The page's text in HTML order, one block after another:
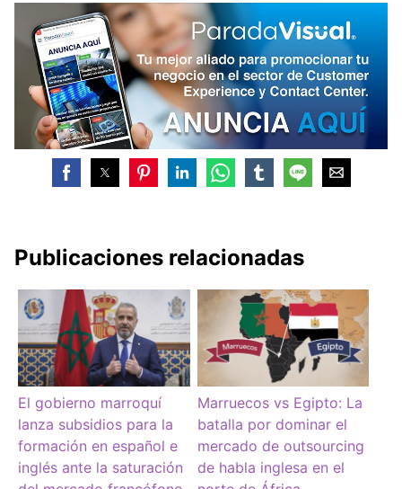
Publicaciones relacionadas
El gobierno marroquí
lanza subsidios para la
formación en español e
inglés ante la saturación
Marruecos vs Egipto: La
batalla por dominar el
mercado de outsourcing
de habla inglesa en el